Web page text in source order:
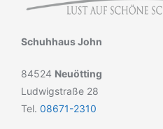
Schuhhaus John
84524 Neuötting
Ludwigstraße 28
Tel. 08671-2310